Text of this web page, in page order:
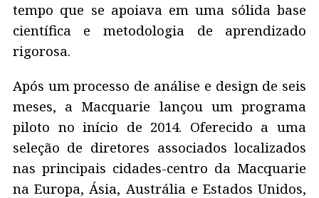
tempo que se apoiava em uma sólida base
científica e metodologia de aprendizado
rigorosa.
Após um processo de análise e design de seis
meses, a Macquarie lançou um programa
piloto no início de 2014. Oferecido a uma
seleção de diretores associados localizados
nas principais cidades-centro da Macquarie
na Europa, Ásia, Austrália e Estados Unidos,